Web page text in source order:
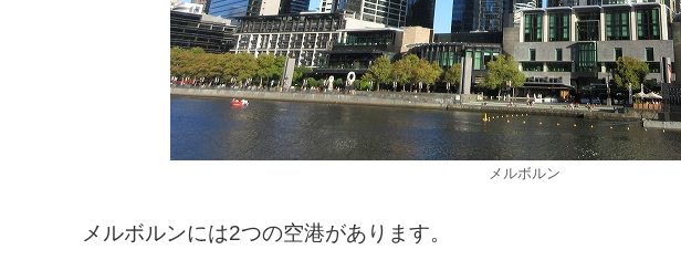
メルボルン
メルボルンには2つの空港があります。